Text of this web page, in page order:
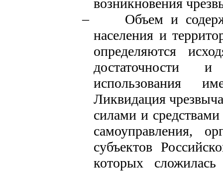
возникновения
–
Объем и
населения и
определяются
достаточности
использования
Ликвидация
силами и
самоуправления,
субъектов
которых